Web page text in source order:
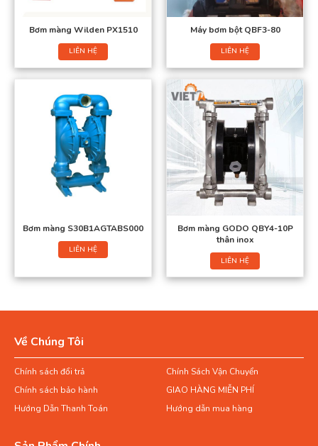
Bơm màng Wilden PX1510
LIÊN HỆ
Máy bơm bột QBF3-80
LIÊN HỆ
Bơm màng S30B1AGTABS000
LIÊN HỆ
Bơm màng GODO QBY4-10P
thân inox
LIÊN HỆ
Về Chúng Tôi
Chính sách đổi trả
Chính Sách Vận Chuyển
Chính sách bảo hành
GIAO HÀNG MIỄN PHÍ
Hướng Dẫn Thanh Toán
Hướng dẫn mua hàng